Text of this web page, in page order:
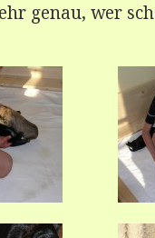
genau, wer